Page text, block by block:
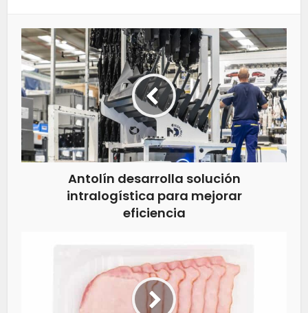
Antolín desarrolla solución
intralogística para mejorar
eficiencia